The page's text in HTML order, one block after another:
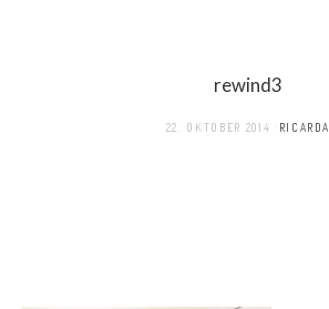
rewind3
22. OKTOBER 2014 RICARDA